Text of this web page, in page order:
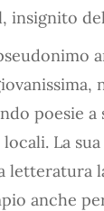
insignito
poesie
La
letteratura
anche